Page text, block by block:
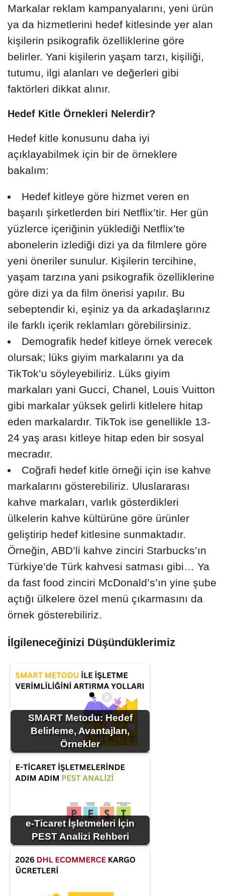
Markalar reklam kampanyalarını, yeni ürün
ya da hizmetlerini hedef kitlesinde yer alan
kişilerin psikografik özelliklerine göre
belirler. Yani kişilerin yaşam tarzı, kişiliği,
tutumu, ilgi alanları ve değerleri gibi
faktörleri dikkat alınır.
Hedef Kitle Örnekleri Nelerdir?
Hedef kitle konusunu daha iyi
açıklayabilmek için bir de örneklere
bakalım:
Hedef kitleye göre hizmet veren en
başarılı şirketlerden biri Netflix’tir. Her gün
yüzlerce içeriğinin yüklediği Netflix’te
abonelerin izlediği dizi ya da filmlere göre
yeni öneriler sunulur. Kişilerin tercihine,
yaşam tarzına yani psikografik özelliklerine
göre dizi ya da film önerisi yapılır. Bu
sebeptendir ki, eşiniz ya da arkadaşlarınız
ile farklı içerik reklamları görebilirsiniz.
Demografik hedef kitleye örnek verecek
olursak; lüks giyim markalarını ya da
TikTok’u söyleyebiliriz. Lüks giyim
markaları yani Gucci, Chanel, Louis Vuitton
gibi markalar yüksek gelirli kitlelere hitap
eden markalardır. TikTok ise genellikle 13-
24 yaş arası kitleye hitap eden bir sosyal
mecradır.
Coğrafi hedef kitle örneği için ise kahve
markalarını gösterebiliriz. Uluslararası
kahve markaları, varlık gösterdikleri
ülkelerin kahve kültürüne göre ürünler
geliştirip hedef kitlesine sunmaktadır.
Örneğin, ABD’li kahve zinciri Starbucks’ın
Türkiye’de Türk kahvesi satması gibi… Ya
da fast food zinciri McDonald’s’ın yine şube
açtığı ülkelere özel menü çıkarmasını da
örnek gösterebiliriz.
İlgileneceğinizi Düşündüklerimiz
SMART Metodu: Hedef
Belirleme, Avantajları,
Örnekler
e-Ticaret İşletmeleri İçin
PEST Analizi Rehberi